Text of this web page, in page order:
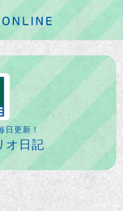
日更新！
オ日記